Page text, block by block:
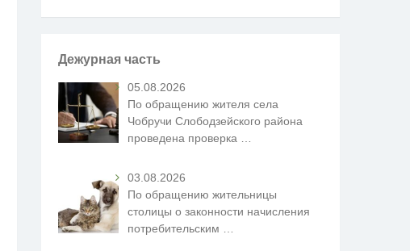
Дежурная часть
05.08.2026
По обращению жителя села
Чобручи Слободзейского района
проведена проверка …
03.08.2026
По обращению жительницы
столицы о законности начисления
потребительским